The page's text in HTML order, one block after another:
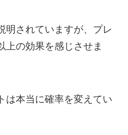
明されていますが、プレ
上の効果を感じさせま
は本当に確率を変えてい